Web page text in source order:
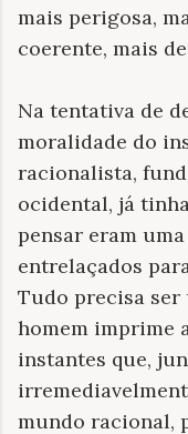
mais perigosa,
coerente, mais
Na tentativa de
moralidade do
racionalista,
ocidental, já
pensar eram
entrelaçados
Tudo precisa ser
homem imprime
instantes que,
mundo racional,